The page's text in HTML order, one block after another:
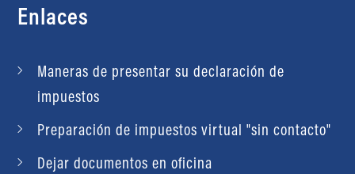
Enlaces
Maneras de presentar su declaración de
impuestos
Preparación de impuestos virtual "sin contacto"
Dejar documentos en oficina